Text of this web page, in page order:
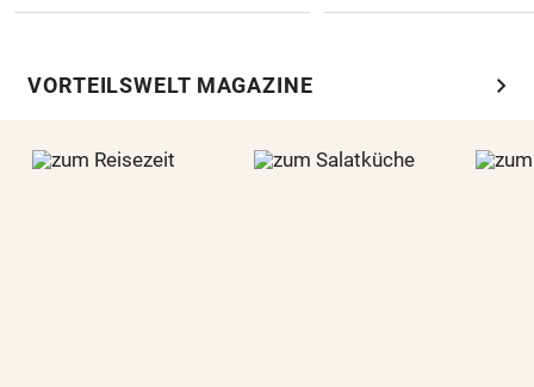
VORTEILSWELT MAGAZINE chevron_right